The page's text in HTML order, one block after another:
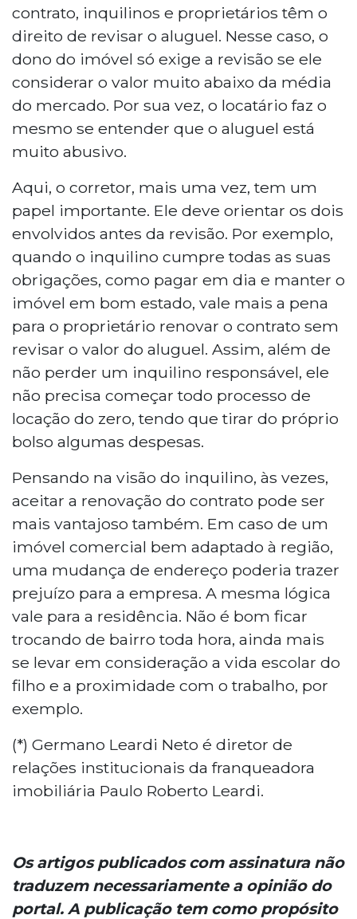
contrato, inquilinos e proprietários têm o
direito de revisar o aluguel. Nesse caso, o
dono do imóvel só exige a revisão se ele
considerar o valor muito abaixo da média
do mercado. Por sua vez, o locatário faz o
mesmo se entender que o aluguel está
muito abusivo.
Aqui, o corretor, mais uma vez, tem um
papel importante. Ele deve orientar os dois
envolvidos antes da revisão. Por exemplo,
quando o inquilino cumpre todas as suas
obrigações, como pagar em dia e manter o
imóvel em bom estado, vale mais a pena
para o proprietário renovar o contrato sem
revisar o valor do aluguel. Assim, além de
não perder um inquilino responsável, ele
não precisa começar todo processo de
locação do zero, tendo que tirar do próprio
bolso algumas despesas.
Pensando na visão do inquilino, às vezes,
aceitar a renovação do contrato pode ser
mais vantajoso também. Em caso de um
imóvel comercial bem adaptado à região,
uma mudança de endereço poderia trazer
prejuízo para a empresa. A mesma lógica
vale para a residência. Não é bom ficar
trocando de bairro toda hora, ainda mais
se levar em consideração a vida escolar do
filho e a proximidade com o trabalho, por
exemplo.
(*) Germano Leardi Neto é diretor de
relações institucionais da franqueadora
imobiliária Paulo Roberto Leardi.
Os artigos publicados com assinatura não
traduzem necessariamente a opinião do
portal. A publicação tem como propósito